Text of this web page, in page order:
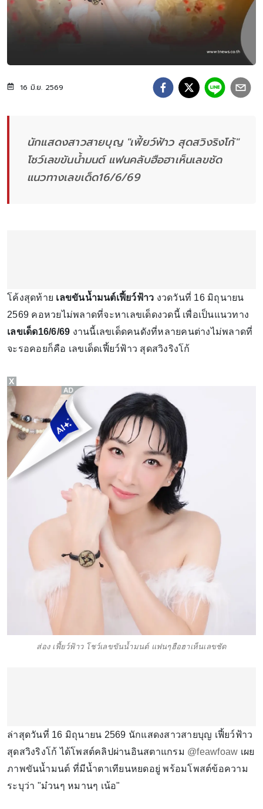
16 มิ.ย. 2569
นักแสดงสาวสายบุญ "เฟี้ยว์ฟ้าว สุดสวิงริงโก้"
โชว์เลขขันน้ำมนต์ แฟนคลับฮือฮาเห็นเลขชัด
แนวทางเลขเด็ด16/6/69
โค้งสุดท้าย เลขขันน้ำมนต์เฟี้ยว์ฟ้าว งวดวันที่ 16 มิถุนายน
2569 คอหวยไม่พลาดที่จะหาเลขเด็ดงวดนี้ เพื่อเป็นแนวทาง
เลขเด็ด16/6/69 งานนี้เลขเด็ดคนดังที่หลายคนต่างไม่พลาดที่
จะรอคอยก็คือ เลขเด็ดเฟี้ยว์ฟ้าว สุดสวิงริงโก้
ส่อง เฟี้ยว์ฟ้าว โชว์เลขขันน้ำมนต์ แฟนๆฮือฮาเห็นเลขชัด
ล่าสุดวันที่ 16 มิถุนายน 2569 นักแสดงสาวสายบุญ เฟี้ยว์ฟ้าว
สุดสวิงริงโก้ ได้โพสต์คลิปผ่านอินสตาแกรม @feawfoaw เผย
ภาพขันน้ำมนต์ ที่มีน้ำตาเทียนหยดอยู่ พร้อมโพสต์ข้อความ
ระบุว่า "ม๋วนๆ หมานๆ เน้อ"
X